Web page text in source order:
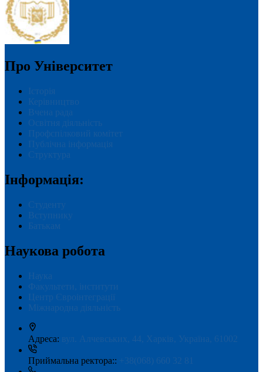
Про Університет
Історія
Керівництво
Вчена рада
Освітня діяльність
Профспілковий комітет
Публічна інформація
Структура
Інформація:
Студенту
Вступнику
Батькам
Наукова робота
Наука
Факультети, інститути
Центр Євроінтеграції
Міжнародна діяльність
Адреса: вул. Алчевських, 44, Харків, Україна, 61002
Приймальна ректора:: +38(068) 660 32 81